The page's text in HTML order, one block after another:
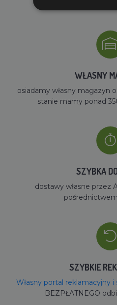
WŁASNY
osiadamy własny magazyn
stanie mamy ponad
SZYBKA
dostawy własne przez
SZYBKIE
Własny portal reklamacyjny i
BEZPŁATNEGO